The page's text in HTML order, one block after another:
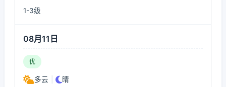
1-3级
08月11日
优
多云 晴